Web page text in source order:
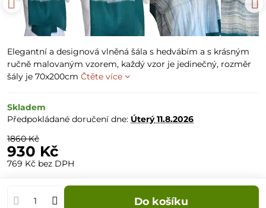
Elegantní a designová vlněná šála s hedvábím a s krásným
ručně malovaným vzorem, každý vzor je jedinečný, rozměr
šály je 70x200cm Čtěte více
Skladem
Předpokládané doručení dne: Úterý11.8.2026
1860 Kč
930 Kč
769 Kč bez DPH
Do košíku